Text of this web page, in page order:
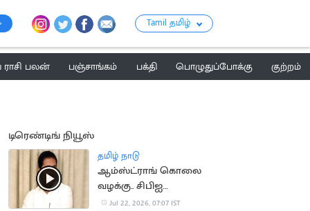
Tamil தமிழ்
பலன் பஞ்சாங்கம் பக்தி பொழுதுப்போக்கு
குற்றம்
டிரெண்டிங் நியூஸ்
தமிழ் நாடு
ஆம்ஸ்ட்ராங் கொலை
வழக்கு.. சிபிஐ
விசாரணைக்கு
Jul 22, 2026, 07:07 IST